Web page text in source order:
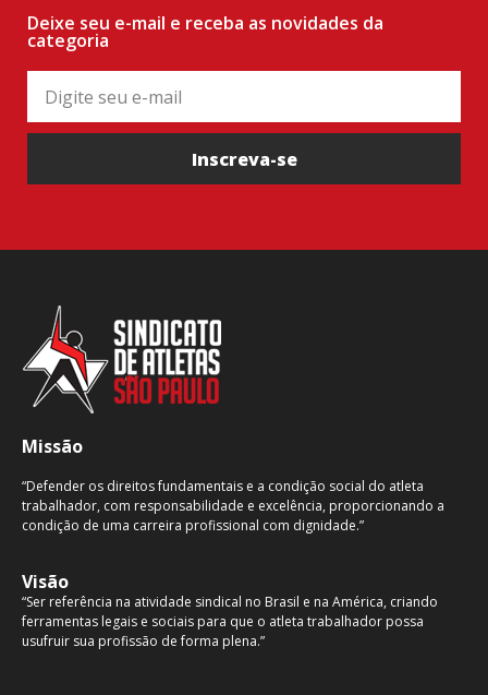
Deixe seu e-mail e receba as novidades da
categoria
Inscreva-se
Missão
“Defender os direitos fundamentais e a condição social do atleta
trabalhador, com responsabilidade e excelência, proporcionando a
condição de uma carreira profissional com dignidade.”
Visão
“Ser referência na atividade sindical no Brasil e na América, criando
ferramentas legais e sociais para que o atleta trabalhador possa
usufruir sua profissão de forma plena.”